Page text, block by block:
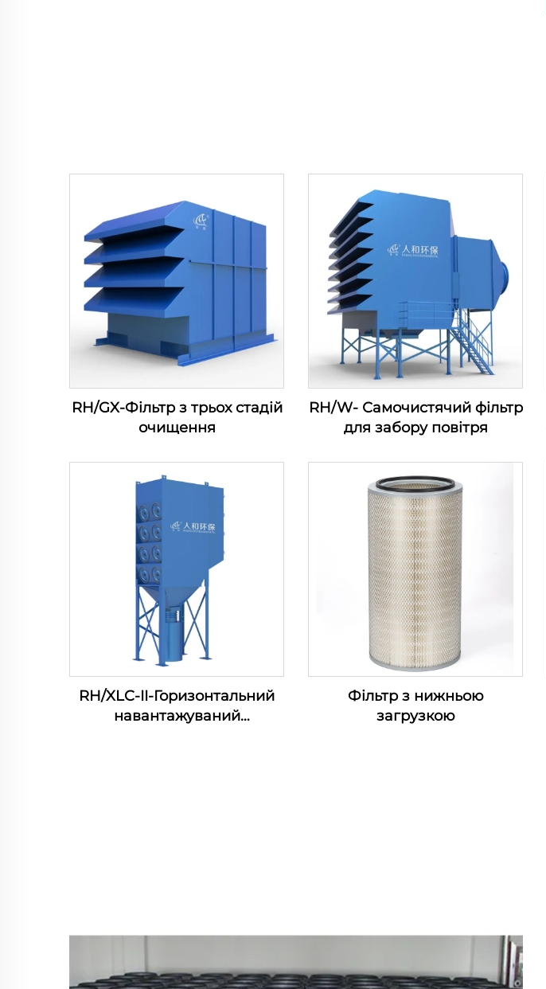
RH/GX-Фільтр з трьох стадій
очищення
RH/W- Самочистячий фільтр
для забору повітря
RH/XLC-II-Горизонтальний
навантажуваний
Фільтр з нижньою
загрузкою